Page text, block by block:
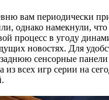
вам периодически
однако намекнули,
процесс в угоду
новостях. Для
сенсорные
всех игр серии на